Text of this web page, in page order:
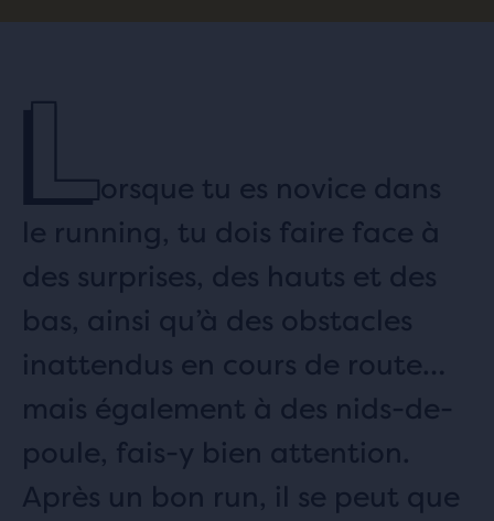
Lorsque tu es novice dans
le running, tu dois faire face à
des surprises, des hauts et des
bas, ainsi qu’à des obstacles
inattendus en cours de route…
mais également à des nids-de-
poule, fais-y bien attention.
Après un bon run, il se peut que